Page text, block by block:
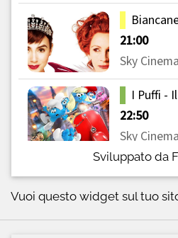
Sviluppato da
Vuoi questo widget sul tuo